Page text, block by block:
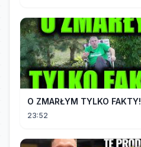
O ZMARŁYM TYLKO FAKTY!
23:52